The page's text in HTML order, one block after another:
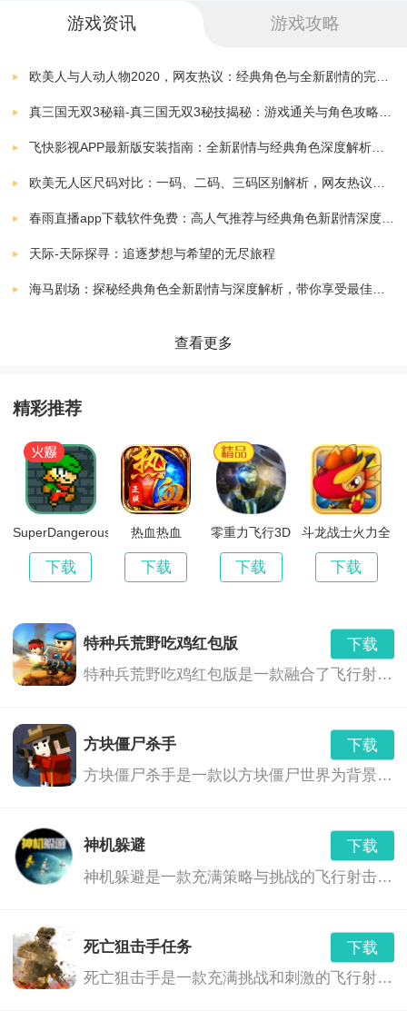
1.挑战性的游戏设计，面对各种困难和难题，提升自己
的反应能力和决策能力。
人类游乐场激光剑模组
237.61 MB
人类游乐场正版自带模组
下载
人类游乐场7723汉化模组
下载
v1.0.2 19.75 MB
下载
v1.0.3 26.89 MB
下载
人类游乐场2
人类游乐场
人类游乐场2官方版 9.47 MB
下载
人类游乐场我的世界
v1.0.1 110.00 MB
下载
游戏资讯 游戏攻略
天际-天际探寻：追逐梦想与希望的无尽旅程
查看更多
精彩推荐
SuperDangerousDungeons
下载
热血热血
下载
零重力飞行3D
下载
斗龙战士火力全
下载
特种兵荒野吃鸡红包版
下载
特种兵荒野吃鸡红包版是一款融合了飞行射击、角色扮演和射击冒险等多种玩法的游戏。玩家将扮演一名特种兵，在荒野中展开一场刺激的生存之战。游戏中，玩家需要利用各种武器和技能，与敌人展开激烈的战斗，同时还要面对各种危险和挑战，如巨型boss、恶劣天气等。此外，游戏中还融入了红包奖励机制，玩家可以通过完成任务或击败敌人获得红包奖励，与其他玩家进行互动交流。
方块僵尸杀手
下载
方块僵尸杀手是一款以方块僵尸世界为背景的飞行射击游戏。在这个世界里，你需要面对不断涌现的僵尸，使用各种武器和道具，来保卫你的家园，寻找生存之路。
神机躲避
下载
神机躲避是一款充满策略与挑战的飞行射击游戏。玩家将扮演一位拥有神奇躲避技巧的英雄，在无尽的敌人与障碍中展开刺激的冒险。游戏以精美的画面、丰富的关卡和独特的角色设定，为玩家带来一场紧张刺激的射击体验。
死亡狙击手任务
下载
死亡狙击手是一款充满挑战和刺激的飞行射击游戏。玩家将扮演一名精英狙击手，在荒芜的星球上展开一场场惊心动魄的战斗。通过灵活操作狙击手，躲避敌人的攻击，同时利用各种武器和道具消灭敌人，完成各种任务。游戏画面精美，音效震撼，玩法丰富，是一款不可多得的射击游戏佳作。